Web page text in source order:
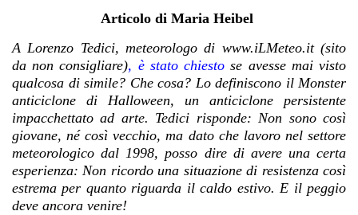
Articolo di Maria Heibel
A Lorenzo Tedici, meteorologo di www.iLMeteo.it (sito
da non consigliare), è stato chiesto se avesse mai visto
qualcosa di simile? Che cosa? Lo definiscono il Monster
anticiclone di Halloween, un anticiclone persistente
impacchettato ad arte. Tedici risponde: Non sono così
giovane, né così vecchio, ma dato che lavoro nel settore
meteorologico dal 1998, posso dire di avere una certa
esperienza: Non ricordo una situazione di resistenza così
estrema per quanto riguarda il caldo estivo. E il peggio
deve ancora venire!